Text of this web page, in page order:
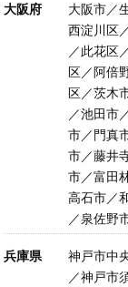
大阪府
大阪市／
西淀川区
／此花区
区／阿倍
区／茨木
／池田市
市／門真
市／藤井
市／富田
高石市／
／泉佐野
兵庫県
神戸市中
／神戸市